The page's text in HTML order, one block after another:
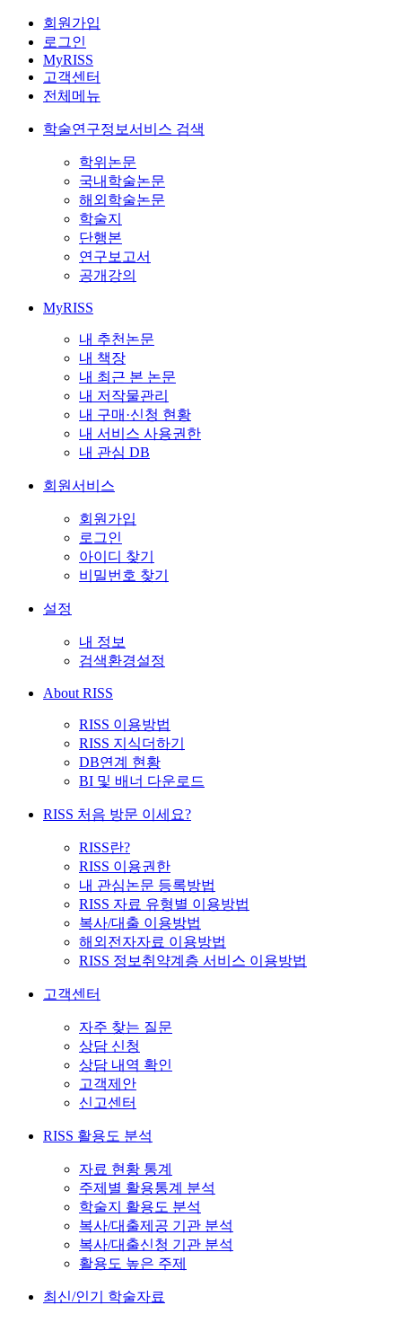
회원가입
로그인
MyRISS
고객센터
전체메뉴
학술연구정보서비스 검색
학위논문
국내학술논문
해외학술논문
학술지
단행본
연구보고서
공개강의
MyRISS
내 추천논문
내 책장
내 최근 본 논문
내 저작물관리
내 구매·신청 현황
내 서비스 사용권한
내 관심 DB
회원서비스
회원가입
로그인
아이디 찾기
비밀번호 찾기
설정
내 정보
검색환경설정
About RISS
RISS 이용방법
RISS 지식더하기
DB연계 현황
BI 및 배너 다운로드
RISS 처음 방문 이세요?
RISS란?
RISS 이용권한
내 관심논문 등록방법
RISS 자료 유형별 이용방법
복사/대출 이용방법
해외전자자료 이용방법
RISS 정보취약계층 서비스 이용방법
고객센터
자주 찾는 질문
상담 신청
상담 내역 확인
고객제안
신고센터
RISS 활용도 분석
자료 현황 통계
주제별 활용통계 분석
학술지 활용도 분석
복사/대출제공 기관 분석
복사/대출신청 기관 분석
활용도 높은 주제
최신/인기 학술자료